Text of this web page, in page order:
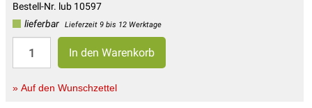
Bestell-Nr. lub 10597
lieferbar
Lieferzeit 9 bis 12 Werktage
» Auf den Wunschzettel